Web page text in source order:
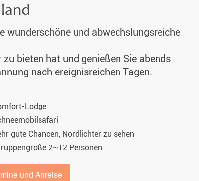
wunderschöne und abwechslungsreiche
bieten hat und genießen Sie abends
nach ereignisreichen Tagen.
Lodge
gute Chancen, Nordlichter zu sehen
2~12 Personen
und Anreise